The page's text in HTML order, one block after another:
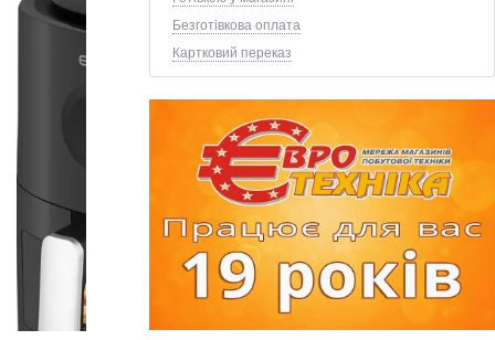
Безготівкова оплата
Картковий переказ